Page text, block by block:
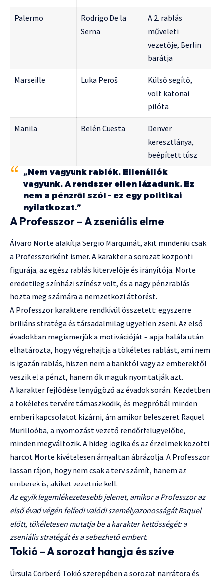
Palermo
Rodrigo De la
Serna
A 2. rablás
műveleti
vezetője, Berlin
barátja
Marseille Luka Peroš
Külső segítő,
volt katonai
pilóta
Manila Belén Cuesta
Denver
keresztlánya,
beépített túsz
„Nem vagyunk rablók. Ellenállók
vagyunk. A rendszer ellen lázadunk. Ez
nem a pénzről szól – ez egy politikai
nyilatkozat.”
A Professzor – A zseniális elme
Álvaro Morte alakítja Sergio Marquinát, akit mindenki csak
a Professzorként ismer. A karakter a sorozat központi
figurája, az egész rablás kitervelője és irányítója. Morte
eredetileg színházi színész volt, és a nagy pénzrablás
hozta meg számára a nemzetközi áttörést.
A Professzor karaktere rendkívül összetett: egyszerre
briliáns stratéga és társadalmilag ügyetlen zseni. Az első
évadokban megismerjük a motivációját – apja halála után
elhatározta, hogy végrehajtja a tökéletes rablást, ami nem
is igazán rablás, hiszen nem a banktól vagy az emberektől
veszik el a pénzt, hanem ők maguk nyomtatják azt.
A karakter fejlődése lenyűgöző az évadok során. Kezdetben
a tökéletes tervére támaszkodik, és megpróbál minden
emberi kapcsolatot kizárni, ám amikor beleszeret Raquel
Murilloóba, a nyomozást vezető rendőrfelügyelőbe,
minden megváltozik. A hideg logika és az érzelmek közötti
harcot Morte kivételesen árnyaltan ábrázolja. A Professzor
lassan rájön, hogy nem csak a terv számít, hanem az
emberek is, akiket vezetnie kell.
Az egyik legemlékezetesebb jelenet, amikor a Professzor az
első évad végén felfedi valódi személyazonosságát Raquel
előtt, tökéletesen mutatja be a karakter kettősségét: a
zseniális stratégát és a sebezhető embert.
Tokió – A sorozat hangja és szíve
Úrsula Corberó Tokió szerepében a sorozat narrátora és